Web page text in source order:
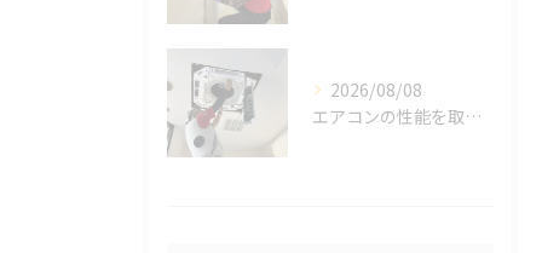
2026/08/08
エアコンの性能を取り戻しませんか？